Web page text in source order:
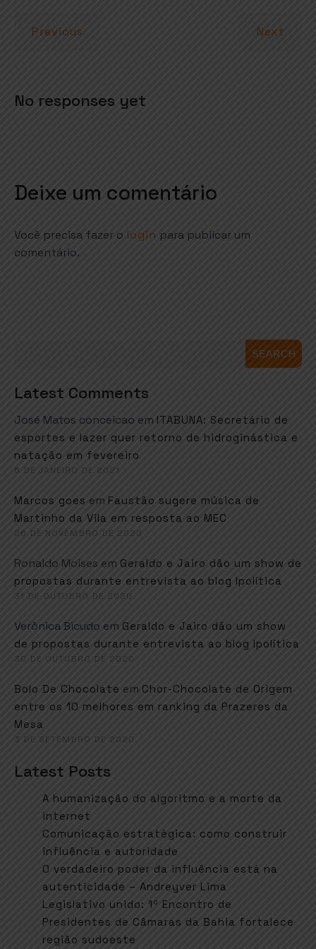
p o
Previous Next
No responses yet
Deixe um comentário
Você precisa fazer o login para publicar um
comentário.
SEARCH
Latest Comments
José Matos conceicao em ITABUNA: Secretário de
esportes e lazer quer retorno de hidroginástica e
natação em fevereiro
6 DE JANEIRO DE 2021
Marcos goes em Faustão sugere música de
Martinho da Vila em resposta ao MEC
26 DE NOVEMBRO DE 2020
Ronaldo Moises em Geraldo e Jairo dão um show de
propostas durante entrevista ao blog Ipolítica
31 DE OUTUBRO DE 2020
Verônica Bicudo em Geraldo e Jairo dão um show
de propostas durante entrevista ao blog Ipolítica
30 DE OUTUBRO DE 2020
Bolo De Chocolate em Chor-Chocolate de Origem
entre os 10 melhores em ranking da Prazeres da
Mesa
3 DE SETEMBRO DE 2020
Latest Posts
A humanização do algoritmo e a morte da
internet
Comunicação estratégica: como construir
influência e autoridade
O verdadeiro poder da influência está na
autenticidade – Andreyver Lima
Legislativo unido: 1º Encontro de
Presidentes de Câmaras da Bahia fortalece
região sudoeste